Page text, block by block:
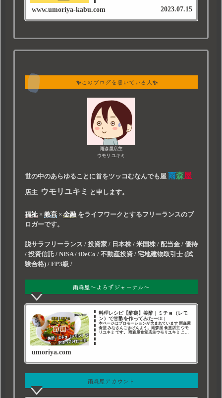
www.umoriya-kabu.com 2023.07.15
✨このブログを書いている人✨
雨森屋店主
ウモリ ユキミ
世の中のあらゆることに首をツッコむなんでも屋 雨森屋
店主 ウモリユキミ と申します。
福祉× 教育× 金融をライフワークとするフリーランスのブ
ロガーです。
脱サラフリーランス / 投資家 / 日本株 / 米国株 / 配当金 / 優待
/ 投資信託 / NISA / iDeCo / 不動産投資 / 宅地建物取引士 (試
験合格) / FP3級 /
雨森屋～よろずジャーナル～
料理レシピ【酢鶏】美酢｜ミチョ（レモ
ン）で甘酢を作ってみたー!!! |
本ページはプロモーションが含まれています 雨森屋
食堂 みなさんごきげんよう。雨森屋 食堂店主 ウモ
リユキミ です。 雨森屋食堂店主ウモリユキミ この
umoriya.com
雨森屋アカウント